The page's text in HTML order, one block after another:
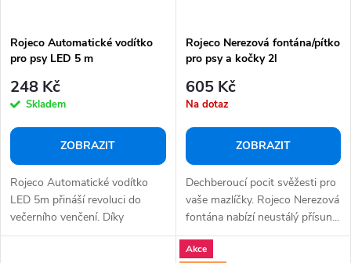
Rojeco Automatické vodítko
pro psy LED 5 m
248 Kč
Skladem
ZOBRAZIT
Rojeco Automatické vodítko
LED 5m přináší revoluci do
večerního venčení. Díky
integrovanému LED...
Rojeco Nerezová fontána/pítko
pro psy a kočky 2l
605 Kč
Na dotaz
ZOBRAZIT
Dechberoucí pocit svěžesti pro
vaše mazlíčky. Rojeco Nerezová
fontána nabízí neustálý přísun...
Akce